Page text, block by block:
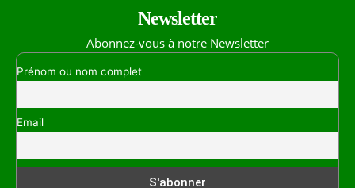
Newsletter
Abonnez-vous à notre Newsletter
Prénom ou nom complet
Email